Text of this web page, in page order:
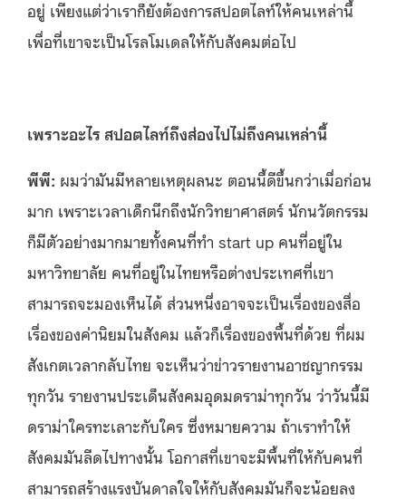
อยู่ เพียงแต่ว่าเราก็ยังต้องการสปอตไลท์ให้คนเหล่านี้
เพื่อที่เขาจะเป็นโรลโมเดลให้กับสังคมต่อไป
เพราะอะไร สปอตไลท์ถึงส่องไปไม่ถึงคนเหล่านี้
พีพี: ผมว่ามันมีหลายเหตุผลนะ ตอนนี้ดีขึ้นกว่าเมื่อก่อน
มาก เพราะเวลาเด็กนึกถึงนักวิทยาศาสตร์ นักนวัตกรรม
ก็มีตัวอย่างมากมายทั้งคนที่ทำ start up คนที่อยู่ใน
มหาวิทยาลัย คนที่อยู่ในไทยหรือต่างประเทศที่เขา
สามารถจะมองเห็นได้ ส่วนหนึ่งอาจจะเป็นเรื่องของสื่อ
เรื่องของค่านิยมในสังคม แล้วก็เรื่องของพื้นที่ด้วย ที่ผม
สังเกตเวลากลับไทย จะเห็นว่าข่าวรายงานอาชญากรรม
ทุกวัน รายงานประเด็นสังคมอุดมดราม่าทุกวัน ว่าวันนี้มี
ดราม่าใครทะเลาะกับใคร ซึ่งหมายความ ถ้าเราทำให้
สังคมมันลีดไปทางนั้น โอกาสที่เขาจะมีพื้นที่ให้กับคนที่
สามารถสร้างแรงบันดาลใจให้กับสังคมมันก็จะน้อยลง